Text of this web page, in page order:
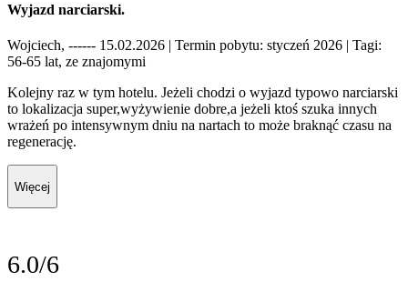
Wyjazd narciarski.
Wojciech, ------ 15.02.2026 | Termin pobytu: styczeń 2026 | Tagi:
56-65 lat, ze znajomymi
Kolejny raz w tym hotelu. Jeżeli chodzi o wyjazd typowo narciarski
to lokalizacja super,wyżywienie dobre,a jeżeli ktoś szuka innych
wrażeń po intensywnym dniu na nartach to może braknąć czasu na
regenerację.
Więcej
6.0/6